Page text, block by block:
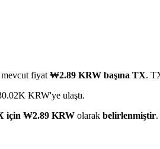
mevcut fiyat ₩2.89 KRW başına TX.
KRW'ye ulaştı.
için ₩2.89 KRW olarak belirlenmiştir